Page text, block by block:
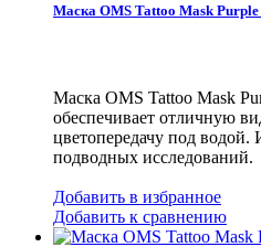
Маска OMS Tattoo Mask
Маска OMS Tattoo Mask
обеспечивает отличную
цветопередачу под водой.
подводных исследований.
Добавить в избранное
Добавить к сравнению